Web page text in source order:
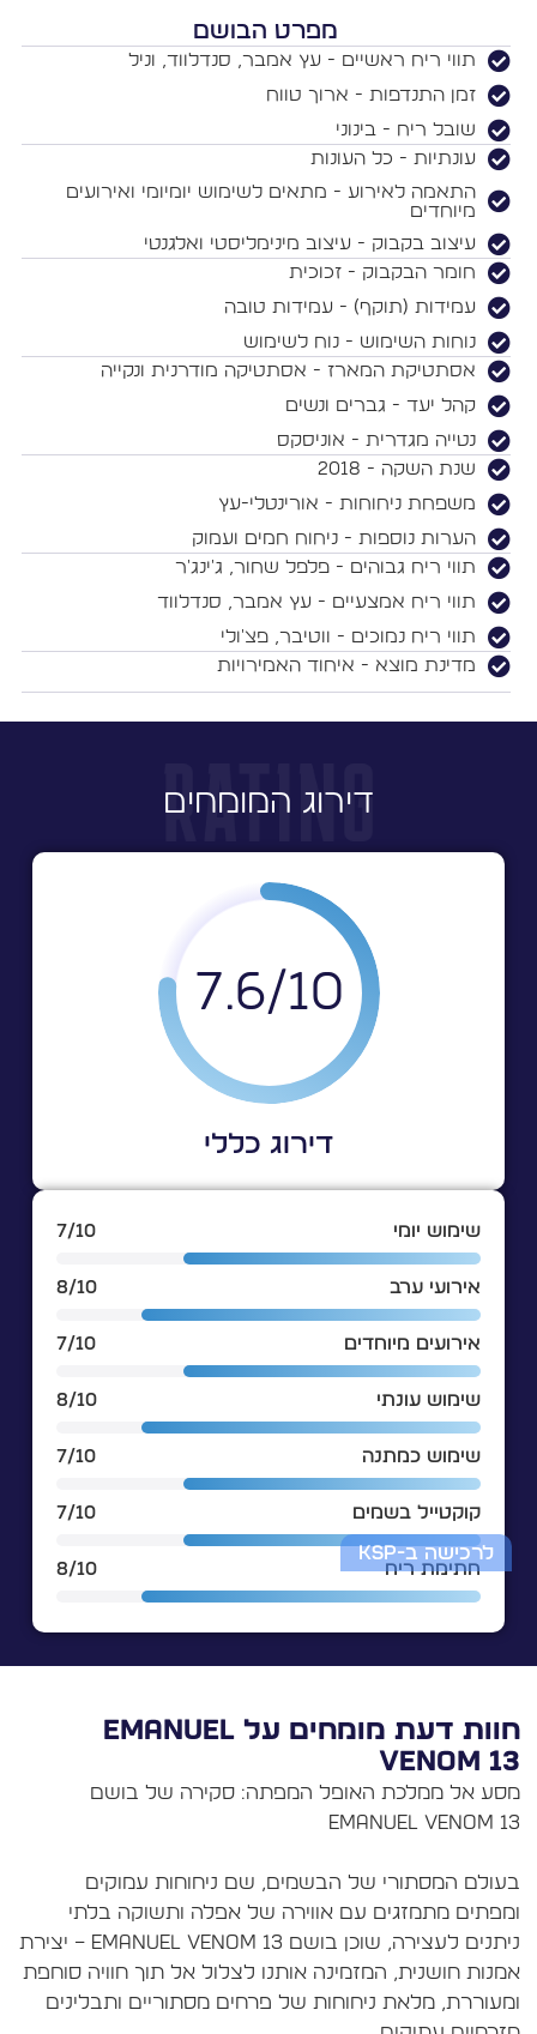
לרכישה ב-KSP
מפרט הבושם
תווי ריח ראשיים - עץ אמבר, סנדלווד, וניל
זמן התנדפות - ארוך טווח
שובל ריח - בינוני
עונתיות - כל העונות
התאמה לאירוע - מתאים לשימוש יומיומי ואירועים
מיוחדים
עיצוב בקבוק - עיצוב מינימליסטי ואלגנטי
חומר הבקבוק - זכוכית
עמידות (תוקף) - עמידות טובה
נוחות השימוש - נוח לשימוש
אסתטיקת המארז - אסתטיקה מודרנית ונקייה
קהל יעד - גברים ונשים
נטייה מגדרית - אוניסקס
שנת השקה - 2018
משפחת ניחוחות - אורינטלי-עץ
הערות נוספות - ניחוח חמים ועמוק
תווי ריח גבוהים - פלפל שחור, ג'ינג'ר
תווי ריח אמצעיים - עץ אמבר, סנדלווד
תווי ריח נמוכים - ווטיבר, פצ'ולי
מדינת מוצא - איחוד האמירויות
דירוג המומחים
10/
7.6
דירוג כללי
שימוש יומי 7/10
אירועי ערב 8/10
אירועים מיוחדים 7/10
שימוש עונתי 8/10
שימוש כמתנה 7/10
קוקטייל בשמים 7/10
חתימת ריח 8/10
חוות דעת מומחים על EMANUEL
VENOM
אל ממלכת האופל המפתה: סקירה של בושם
Emanuel Venom 13
המסתורי של הבשמים, שם ניחוחות עמוקים
מתמזגים עם אווירה של אפלה ותשוקה בלתי
ניתנים לעצירה, שוכן בושם Emanuel Venom 13 – יצירת
חושנית, המזמינה אותנו לצלול אל תוך חוויה סוחפת
מלאת ניחוחות של פרחים מסתוריים ותבלינים